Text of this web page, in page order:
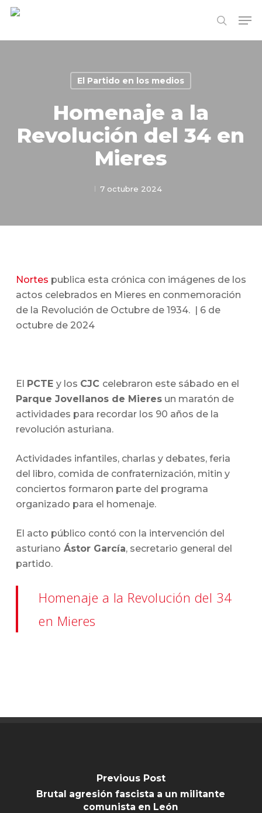
Skip
search
El Partido en los medios
Homenaje a la
Revolución del 34 en
Mieres
7 octubre 2024
Nortes publica esta crónica con imágenes de los
actos celebrados en Mieres en conmemoración
de la Revolución de Octubre de 1934. | 6 de
octubre de 2024
El PCTE y los CJC celebraron este sábado en el
Parque Jovellanos de Mieresun maratón de
actividades para recordar los 90 años de la
revolución asturiana.
Actividades infantiles, charlas y debates, feria
del libro, comida de confraternización, mitin y
conciertos formaron parte del programa
organizado para el homenaje.
El acto público contó con la intervención del
asturiano Ástor García, secretario general del
partido.
Homenaje a la Revolución del 34
en Mieres
Previous Post
Brutal agresión fascista a un militante
comunista en León